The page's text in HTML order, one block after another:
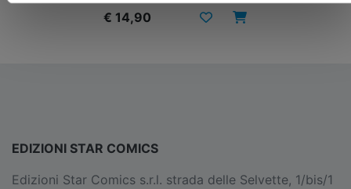
€ 14,90
EDIZIONI STAR COMICS
Edizioni Star Comics s.r.l. strada delle Selvette, 1/bis/1